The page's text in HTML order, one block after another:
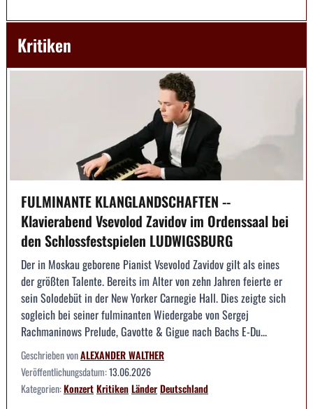
Kritiken
FULMINANTE KLANGLANDSCHAFTEN --
Klavierabend Vsevolod Zavidov im Ordenssaal bei
den Schlossfestspielen LUDWIGSBURG
Der in Moskau geborene Pianist Vsevolod Zavidov gilt als eines
der größten Talente. Bereits im Alter von zehn Jahren feierte er
sein Solodebüt in der New Yorker Carnegie Hall. Dies zeigte sich
sogleich bei seiner fulminanten Wiedergabe von Sergej
Rachmaninows Prelude, Gavotte & Gigue nach Bachs E-Du...
Geschrieben vonALEXANDER WALTHER
Veröffentlichungsdatum:13.06.2026
Kategorien:KonzertKritikenLänderDeutschland